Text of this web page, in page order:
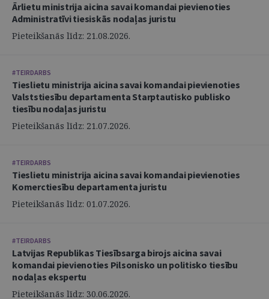
Ārlietu ministrija aicina savai komandai pievienoties
Administratīvi tiesiskās nodaļas juristu
Pieteikšanās līdz: 21.08.2026.
#TEIRDARBS
Tieslietu ministrija aicina savai komandai pievienoties
Valststiesību departamenta Starptautisko publisko
tiesību nodaļas juristu
Pieteikšanās līdz: 21.07.2026.
#TEIRDARBS
Tieslietu ministrija aicina savai komandai pievienoties
Komerctiesību departamenta juristu
Pieteikšanās līdz: 01.07.2026.
#TEIRDARBS
Latvijas Republikas Tiesībsarga birojs aicina savai
komandai pievienoties Pilsonisko un politisko tiesību
nodaļas ekspertu
Pieteikšanās līdz: 30.06.2026.